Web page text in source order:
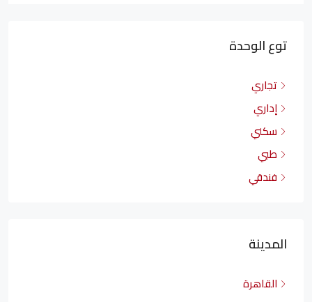
توع الوحدة
تجاري
إداري
سكني
طبي
فندقي
المدينة
القاهرة